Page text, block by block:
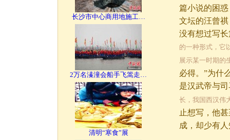
长沙市中心商用地施工…
2万名溱潼会船手飞篙走…
清明“寒食”展
篇小说的困
文坛的汪曾
没有想过写
的一种形式，它
展示某一时期的
必得。”为什
是汉武帝与
长，我国西汉伟
止想写，他
成，却少有